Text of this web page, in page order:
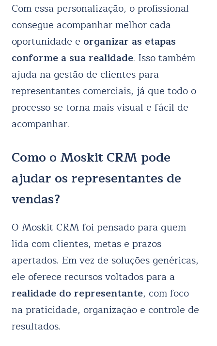
Com essa personalização, o profissional
consegue acompanhar melhor cada
oportunidade e organizar as etapas
conforme a sua realidade. Isso também
ajuda na gestão de clientes para
representantes comerciais, já que todo o
processo se torna mais visual e fácil de
acompanhar.
Como o Moskit CRM pode
ajudar os representantes de
vendas?
O Moskit CRM foi pensado para quem
lida com clientes, metas e prazos
apertados. Em vez de soluções genéricas,
ele oferece recursos voltados para a
realidade do representante, com foco
na praticidade, organização e controle de
resultados.